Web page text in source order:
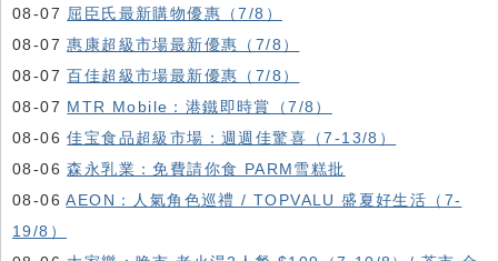
08-07 屈臣氏最新購物優惠（7/8）
08-07惠康超級市場最新優惠（7/8）
08-07百佳超級市場最新優惠（7/8）
08-07 MTR Mobile：港鐵即時賞（7/8）
08-06佳宝食品超級市場：週週佳驚喜（7-13/8）
08-06森永乳業：免費請你食 PARM雪糕批
08-06AEON：人氣角色巡禮 / TOPVALU 盛夏好生活（7-
19/8）